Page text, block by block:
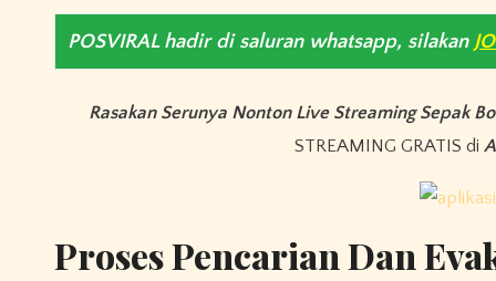
POSVIRAL hadir di saluran whatsapp, silakan
Rasakan Serunya Nonton Live Streaming Sepak
STREAMING GRATIS di
Proses Pencarian Dan